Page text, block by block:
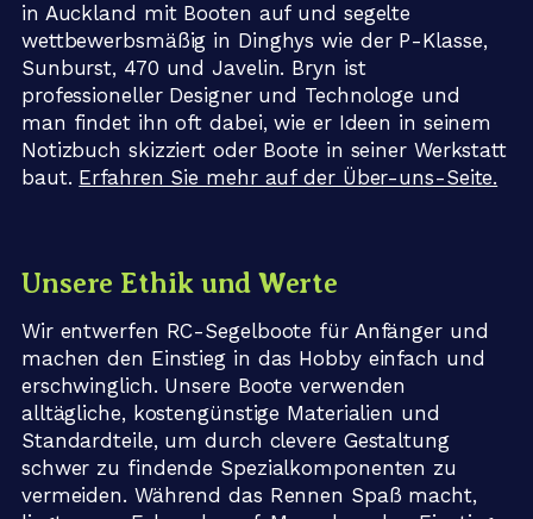
in Auckland mit Booten auf und segelte
wettbewerbsmäßig in Dinghys wie der P-Klasse,
Sunburst, 470 und Javelin. Bryn ist
professioneller Designer und Technologe und
man findet ihn oft dabei, wie er Ideen in seinem
Notizbuch skizziert oder Boote in seiner Werkstatt
baut. Erfahren Sie mehr auf der Über-uns-Seite.
Unsere Ethik und Werte
Wir entwerfen RC-Segelboote für Anfänger und
machen den Einstieg in das Hobby einfach und
erschwinglich. Unsere Boote verwenden
alltägliche, kostengünstige Materialien und
Standardteile, um durch clevere Gestaltung
schwer zu findende Spezialkomponenten zu
vermeiden. Während das Rennen Spaß macht,